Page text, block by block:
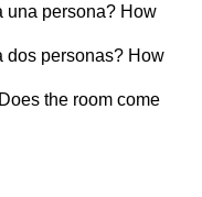
una persona? How
dos personas? How
the room come